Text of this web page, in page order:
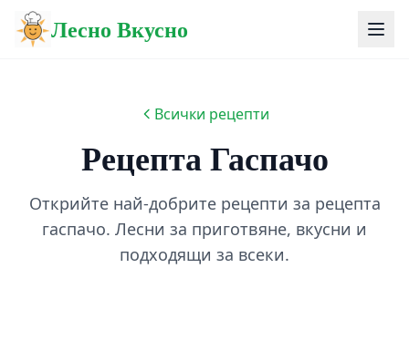
Лесно Вкусно
Всички рецепти
Рецепта Гаспачо
Открийте най-добрите рецепти за рецепта
гаспачо. Лесни за приготвяне, вкусни и
подходящи за всеки.